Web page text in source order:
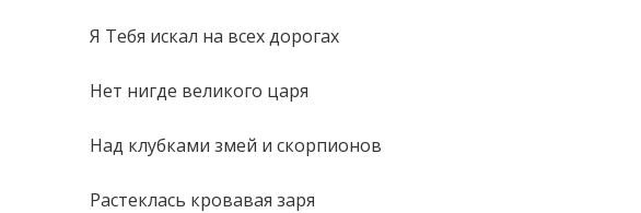
Я Тебя искал на всех дорогах
Нет нигде великого царя
Над клубками змей и скорпионов
Растеклась кровавая заря